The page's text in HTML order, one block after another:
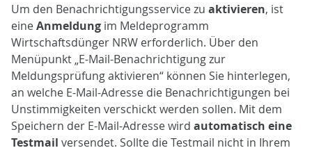
Um den Benachrichtigungsservice zu aktivieren, ist
eineAnmeldung im Meldeprogramm
Wirtschaftsdünger NRW erforderlich. Über den
Menüpunkt „E-Mail-Benachrichtigung zur
Meldungsprüfung aktivieren“ können Sie hinterlegen,
an welche E-Mail-Adresse die Benachrichtigungen bei
Unstimmigkeiten verschickt werden sollen. Mit dem
Speichern der E-Mail-Adresse wird automatisch eine
Testmail versendet. Sollte die Testmail nicht in Ihrem